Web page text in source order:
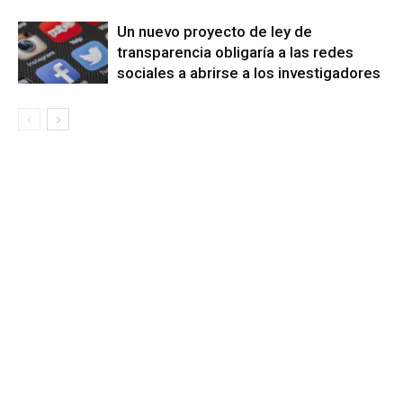
Un nuevo proyecto de ley de
transparencia obligaría a las redes
sociales a abrirse a los investigadores